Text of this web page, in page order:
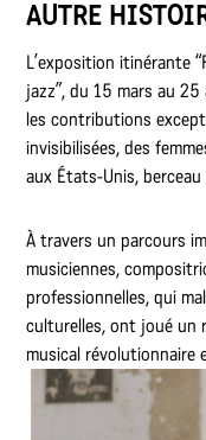
AUTRE
L’exposition itinérante
jazz”, du 15 mars au
les contributions
invisibilisées, des
aux États-Unis,
À travers un parcours
musiciennes,
professionnelles, qui
culturelles, ont joué un
musical révolutionnaire